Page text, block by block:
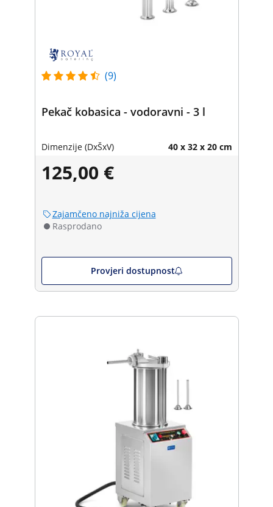
(9)
Pekač kobasica - vodoravni - 3 l
Dimenzije (DxŠxV) 40 x 32 x 20 cm
125,00 €
Zajamčeno najniža cijena
Rasprodano
Provjeri dostupnost